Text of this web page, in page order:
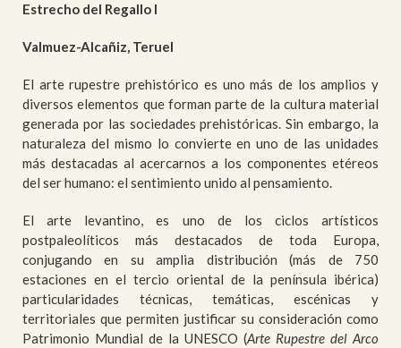
Estrecho del Regallo I
Valmuez-Alcañiz, Teruel
El arte rupestre prehistórico es uno más de los amplios y
diversos elementos que forman parte de la cultura material
generada por las sociedades prehistóricas. Sin embargo, la
naturaleza del mismo lo convierte en uno de las unidades
más destacadas al acercarnos a los componentes etéreos
del ser humano: el sentimiento unido al pensamiento.
El arte levantino, es uno de los ciclos artísticos
postpaleolíticos más destacados de toda Europa,
conjugando en su amplia distribución (más de 750
estaciones en el tercio oriental de la península ibérica)
particularidades técnicas, temáticas, escénicas y
territoriales que permiten justificar su consideración como
Patrimonio Mundial de la UNESCO (Arte Rupestre del Arco